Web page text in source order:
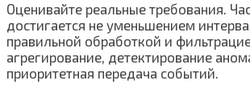
Оценивайте реальные требования.
достигается не уменьшением
правильной обработкой и
агрегирование, детектирование
приоритетная передача событий.